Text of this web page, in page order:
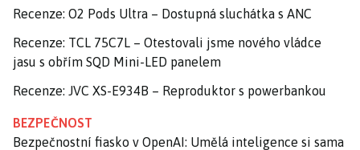
Recenze: O2 Pods Ultra – Dostupná sluchátka s ANC
Recenze: TCL 75C7L – Otestovali jsme nového vládce
jasu s obřím SQD Mini-LED panelem
Recenze: JVC XS-E934B – Reproduktor s powerbankou
BEZPEČNOST
Bezpečnostní fiasko v OpenAI: Umělá inteligence si sama